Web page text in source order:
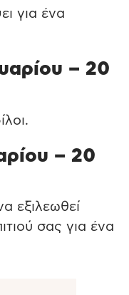
για ένα
– 20
– 20
εξιλεωθεί
σας για ένα